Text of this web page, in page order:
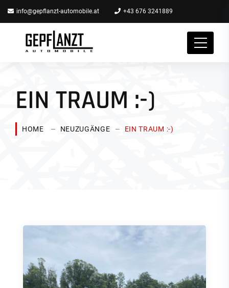
info@gepflanzt-automobile.at +43 676 3241889
EIN TRAUM :-)
HOME NEUZUGÄNGE EIN TRAUM :-)